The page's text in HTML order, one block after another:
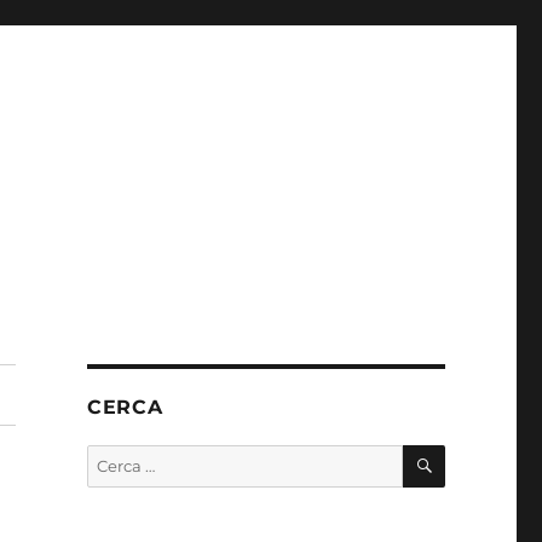
CERCA
Cerca: CERCA